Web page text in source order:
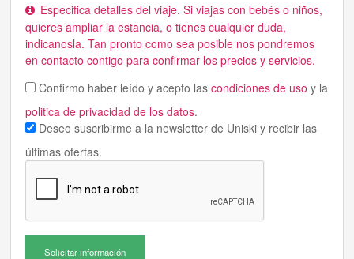
Especifica detalles del viaje. Si viajas con bebés o niños,
quieres ampliar la estancia, o tienes cualquier duda,
indicanosla. Tan pronto como sea posible nos pondremos
en contacto contigo para confirmar los precios y servicios.
Confirmo haber leído y acepto las condiciones de uso y la
politica de privacidad de los datos.
Deseo suscribirme a la newsletter de Uniski y recibir las
últimas ofertas.
Solicitar información